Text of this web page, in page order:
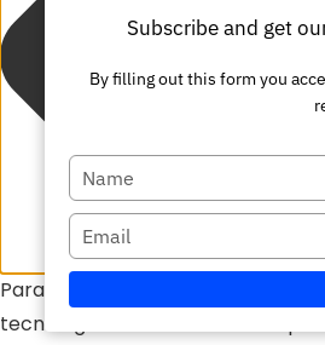
Para ofrecer las mejores
tecnologías como las cookies
Subscribe and get
By filling out this form you
Escriba
su
nombre
Escriba
su
correo
electrónico